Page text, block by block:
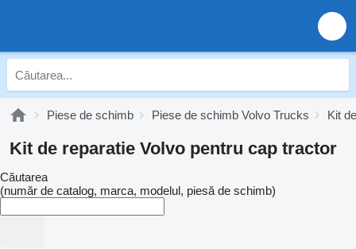
Piese de schimb Piese de schimb Volvo Trucks Kit
Kit de reparatie Volvo pentru cap tractor
Căutarea
(număr de catalog, marca, modelul, piesă de schimb)